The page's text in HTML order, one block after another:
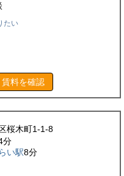
たい
賃料を確認
桜木町1-1-8
分
い駅8分